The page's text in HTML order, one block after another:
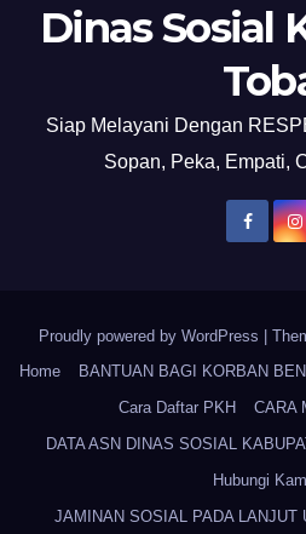
Dinas Sosial
Siap Melayani Dengan
Sopan, Peka, Empati,
Proudly powered by WordPress
Home
BANTUAN BAGI KORBAN
Cara Daftar PKH
CARA
DATA ASN DINAS SOSIAL
Hubungi
JAMINAN SOSIAL PADA LANJUT